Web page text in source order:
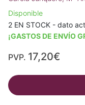
Disponible
2 EN STOCK - dato
¡GASTOS DE ENVÍO
PVP. 17,20€